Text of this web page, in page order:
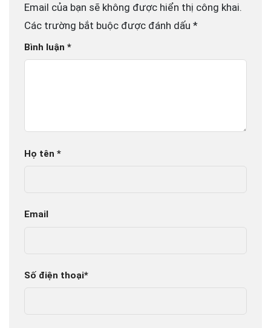
Email của bạn sẽ không được hiển thị công khai.
Các trường bắt buộc được đánh dấu *
Bình luận *
Họ tên *
Email
Số điện thoại*